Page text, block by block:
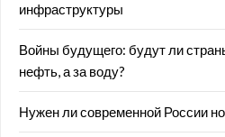
инфраструктуры
Войны будущего: будут ли
нефть, а за воду?
Нужен ли современной России